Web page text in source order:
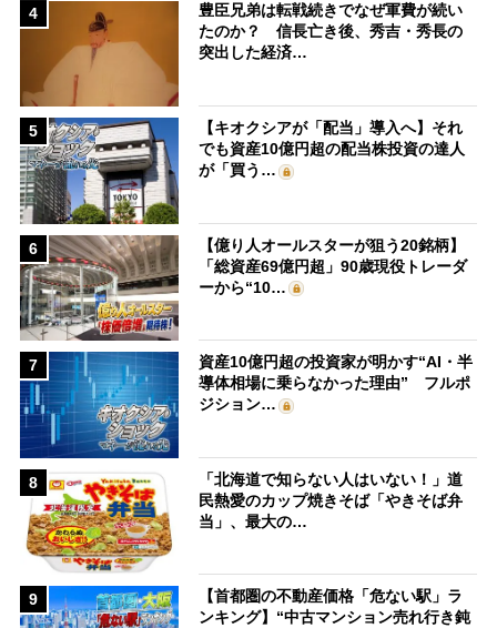
4
豊臣兄弟は転戦続きでなぜ軍費が続い
たのか？ 信長亡き後、秀吉・秀長の
突出した経済…
5
【キオクシアが「配当」導入へ】それ
でも資産10億円超の配当株投資の達人
が「買う…
6
【億り人オールスターが狙う20銘柄】
「総資産69億円超」90歳現役トレーダ
ーから“10…
7
資産10億円超の投資家が明かす“AI・半
導体相場に乗らなかった理由” フルポ
ジション…
8
「北海道で知らない人はいない！」道
民熱愛のカップ焼きそば「やきそば弁
当」、最大の…
9
【首都圏の不動産価格「危ない駅」ラ
ンキング】“中古マンション売れ行き鈍